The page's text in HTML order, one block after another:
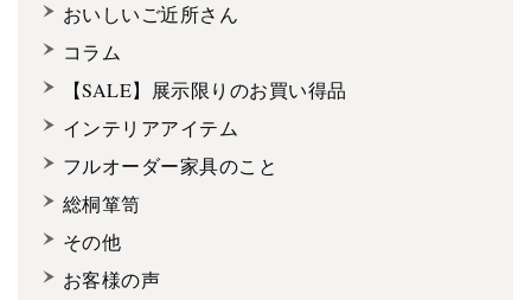
おいしいご近所さん
コラム
【SALE】展示限りのお買い得品
インテリアアイテム
フルオーダー家具のこと
総桐箪笥
その他
お客様の声